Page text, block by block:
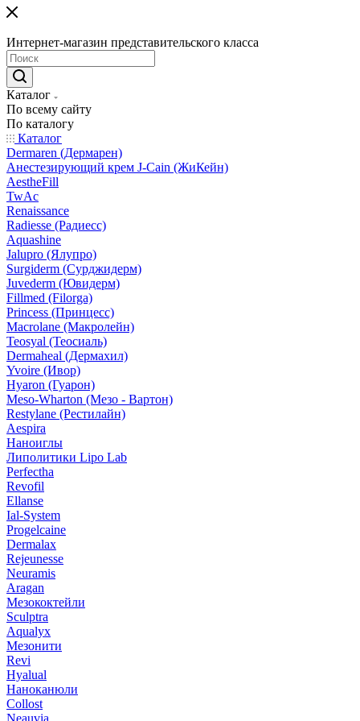
Интернет-магазин представительского класса
Каталог
По всему сайту
По каталогу
Каталог
Dermaren (Дермарен)
Анестезирующий крем J-Cain (ЖиКейн)
AestheFill
TwAc
Renaissance
Radiesse (Радиесс)
Aquashine
Jalupro (Ялупро)
Surgiderm (Сурджидерм)
Juvederm (Ювидерм)
Fillmed (Filorga)
Princess (Принцесс)
Macrolane (Макролейн)
Teosyal (Теосиаль)
Dermaheal (Дермахил)
Yvoire (Ивор)
Hyaron (Гуарон)
Meso-Wharton (Мезо - Вартон)
Restylane (Рестилайн)
Aespira
Наноиглы
Липолитики Lipo Lab
Perfectha
Revofil
Ellanse
Ial-System
Progelcaine
Dermalax
Rejeunesse
Neuramis
Aragan
Мезококтейли
Sculptra
Aqualyx
Мезонити
Revi
Hyalual
Наноканюли
Collost
Neauvia